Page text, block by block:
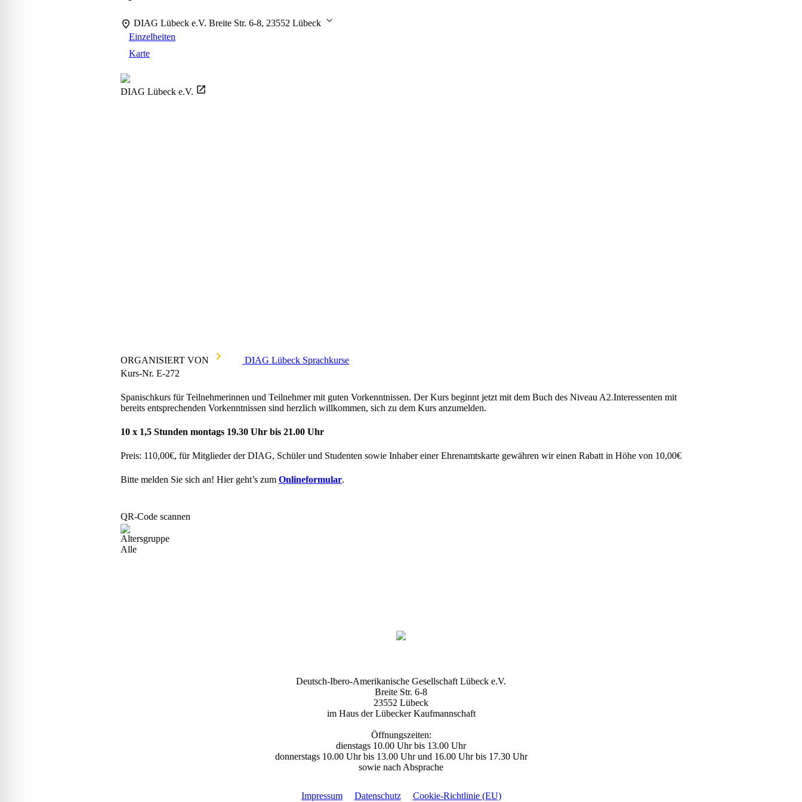
DIAG Lübeck e.V. Breite Str. 6-8, 23552 Lübeck
Einzelheiten
Karte
DIAG Lübeck e.V.
ORGANISIERT VON
DIAG Lübeck Sprachkurse
Kurs-Nr. E-272
Spanischkurs für Teilnehmerinnen und Teilnehmer mit guten Vorkenntnissen. Der Kurs beginnt jetzt mit dem Buch des Niveau A2.Interessenten mit
bereits entsprechenden Vorkenntnissen sind herzlich willkommen, sich zu dem Kurs anzumelden.
10 x 1,5 Stunden montags 19.30 Uhr bis 21.00 Uhr
Preis: 110,00€, für Mitglieder der DIAG, Schüler und Studenten sowie Inhaber einer Ehrenamtskarte gewähren wir einen Rabatt in Höhe von 10,00€
Bitte melden Sie sich an! Hier geht’s zum Onlineformular.
QR-Code scannen
Altersgruppe
Alle
Deutsch-Ibero-Amerikanische Gesellschaft Lübeck e.V.
Breite Str. 6-8
23552 Lübeck
im Haus der Lübecker Kaufmannschaft
Öffnungszeiten:
dienstags 10.00 Uhr bis 13.00 Uhr
donnerstags 10.00 Uhr bis 13.00 Uhr und 16.00 Uhr bis 17.30 Uhr
sowie nach Absprache
Impressum Datenschutz Cookie-Richtlinie (EU)